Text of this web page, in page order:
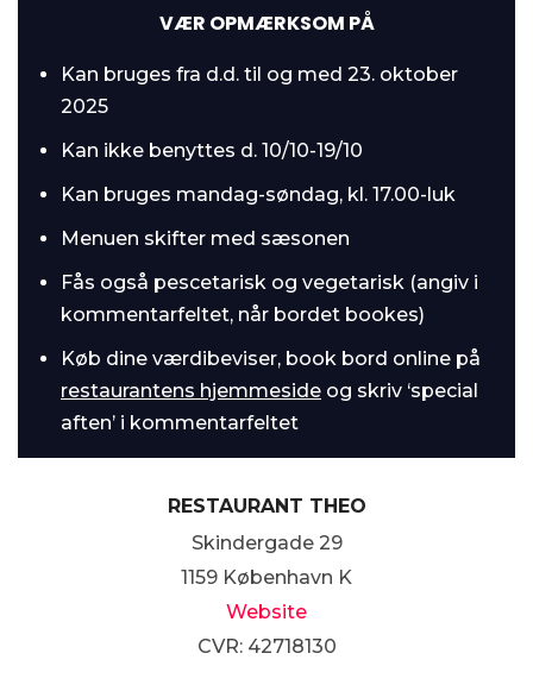
VÆR OPMÆRKSOM PÅ
Kan bruges fra d.d. til og med 23. oktober
2025
Kan ikke benyttes d. 10/10-19/10
Kan bruges mandag-søndag, kl. 17.00-luk
Menuen skifter med sæsonen
Fås også pescetarisk og vegetarisk (angiv i
kommentarfeltet, når bordet bookes)
Køb dine værdibeviser, book bord online på
restaurantens hjemmeside og skriv ‘special
aften’ i kommentarfeltet
RESTAURANT THEO
Skindergade 29
1159 København K
Website
CVR: 42718130